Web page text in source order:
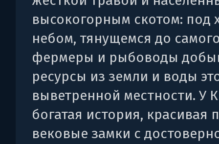
высокогорным скотом: под
небом, тянущемся до
фермеры и рыбоводы
ресурсы из земли и воды
выветренной местности. У
богатая история, красивая
вековые замки с